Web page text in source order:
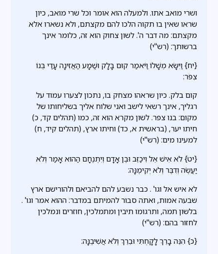
ושרי מואב אתו. ולמעלה הוא אומר וכל שרי מואב, כיון
שראו שאין בו תקוה הלכו להם מקצתם, ולא נשארו אלא
מקצתם: מה דבר ה'. לשון צחוק הוא זה, כלומר אינך
ברשותך: (רש"י)
{יח} וַיִּשָּׂא מְשָׁלוֹ וַיֹּאמַר קוּם בָּלָק וּשֲׁמָע הַאֲזִינָה עָדַי בְּנוֹ
צִפֹּר:
קום בלק. כיון שראהו מצחק בו, נתכון לצערו עמוד על
רגליך, אינך רשאי לישב ואני שלוח אליך בשליחותו של
מקום: בנו צפר. לשון מקרא הוא זה, כמו (תהלים קד, כ)
חיתו יער, (בראשית א, כד) וחיתו ארץ, (תהלים קיד, ח)
למעינו מים: (רש"י)
{יט} לֹא אִישׁ אֵל וִיכַזֵּב וּבֶן אָדָם וְיִתְנֶחָם הַהוּא אָמַר וְלֹא
יַעֲשֶׂה וְדִבֶּר וְלֹא יְקִימֶנָּה:
לא איש אל וגו' . כבר נשבע להם להביאם ולהורישם ארץ
שבעה אמות, ואתה סבור להמיתם במדבר: ההוא אמר וגו' .
בלשון תמה, ותרגומו תיבין ומתמלכין, חוזרים ונמלכין
לחזור בהם: (רש"י)
{כ} הִנֵּה בָרֵךְ לָקָחְתִּי וּבֵרֵךְ וְלֹא אֲשִׁיבֶנָּה: